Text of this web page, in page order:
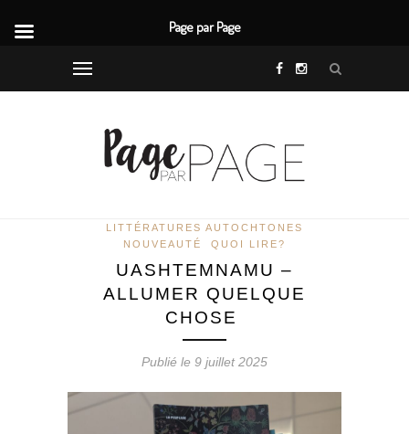
LITTÉRATURES AUTOCHTONES
NOUVEAUTÉ
QUOI LIRE?
UASHTEMNAMU –
ALLUMER QUELQUE
CHOSE
Publié le 9 juillet 2025
Page par Page